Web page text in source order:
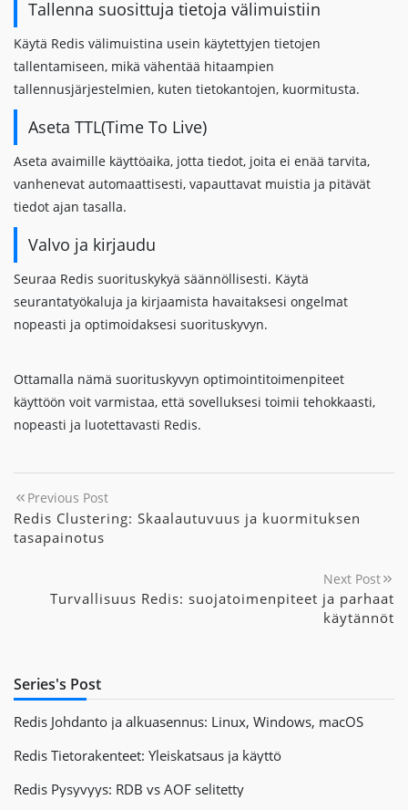
Tallenna suosittuja tietoja välimuistiin
Käytä Redis välimuistina usein käytettyjen tietojen
tallentamiseen, mikä vähentää hitaampien
tallennusjärjestelmien, kuten tietokantojen, kuormitusta.
Aseta TTL(Time To Live)
Aseta avaimille käyttöaika, jotta tiedot, joita ei enää tarvita,
vanhenevat automaattisesti, vapauttavat muistia ja pitävät
tiedot ajan tasalla.
Valvo ja kirjaudu
Seuraa Redis suorituskykyä säännöllisesti. Käytä
seurantatyökaluja ja kirjaamista havaitaksesi ongelmat
nopeasti ja optimoidaksesi suorituskyvyn.
Ottamalla nämä suorituskyvyn optimointitoimenpiteet
käyttöön voit varmistaa, että sovelluksesi toimii tehokkaasti,
nopeasti ja luotettavasti Redis.
Previous Post
Redis Clustering: Skaalautuvuus ja kuormituksen
tasapainotus
Next Post
Turvallisuus Redis: suojatoimenpiteet ja parhaat
käytännöt
Series's Post
Redis Johdanto ja alkuasennus: Linux, Windows, macOS
Redis Tietorakenteet: Yleiskatsaus ja käyttö
Redis Pysyvyys: RDB vs AOF selitetty